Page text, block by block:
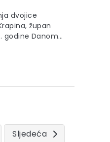
dvojice
župan
godine Danom
Sljedeća